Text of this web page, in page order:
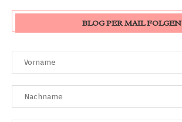
BLOG PER MAIL FOLGEN